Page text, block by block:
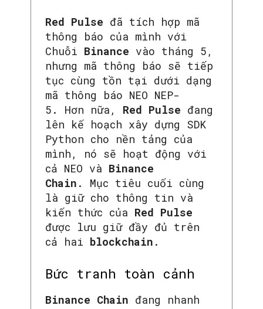
Red Pulse đã tích hợp mã
thông báo của mình với
Chuỗi Binance vào tháng 5,
nhưng mã thông báo sẽ tiếp
tục cùng tồn tại dưới dạng
mã thông báo NEO NEP-
5. Hơn nữa, Red Pulse đang
lên kế hoạch xây dựng SDK
Python cho nền tảng của
mình, nó sẽ hoạt động với
cả NEO và Binance
Chain . Mục tiêu cuối cùng
là giữ cho thông tin và
kiến ​​thức của Red Pulse
được lưu giữ đầy đủ trên
cả hai blockchain .
Bức tranh toàn cảnh
Binance Chain đang nhanh